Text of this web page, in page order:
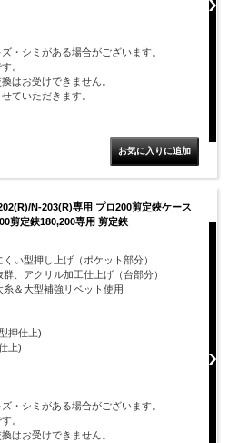
・シミがある場合がございます。
。
はお受けできません。
ていただきます。
N-203(R)専用 プロ200剪定鋏ケース
剪定鋏180,200専用 剪定鋏
くい型押し上げ（ポケット部分）
群、アクリル加工仕上げ（台部分）
糸＆大型補強リベット使用
押仕上)
上)
・シミがある場合がございます。
。
はお受けできません。